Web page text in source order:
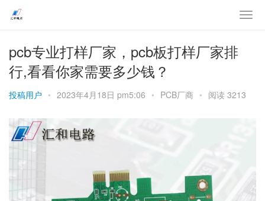
pcb专业打样厂家，pcb板打样厂家排
行,看看你家需要多少钱？
投稿用户 • 2023年4月18日 pm5:06 • PCB厂商 • 阅读 3213